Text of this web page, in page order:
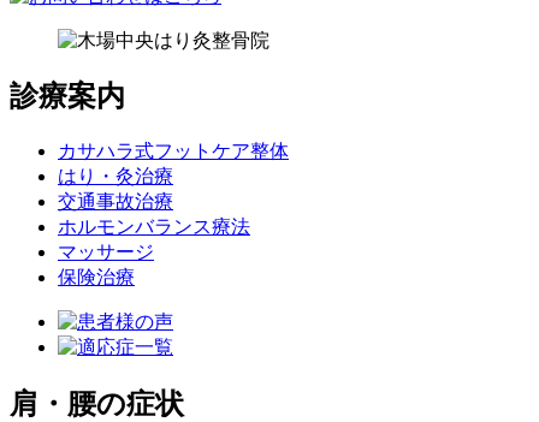
診療案内
カサハラ式フットケア整体
はり・灸治療
交通事故治療
ホルモンバランス療法
マッサージ
保険治療
肩・腰の症状